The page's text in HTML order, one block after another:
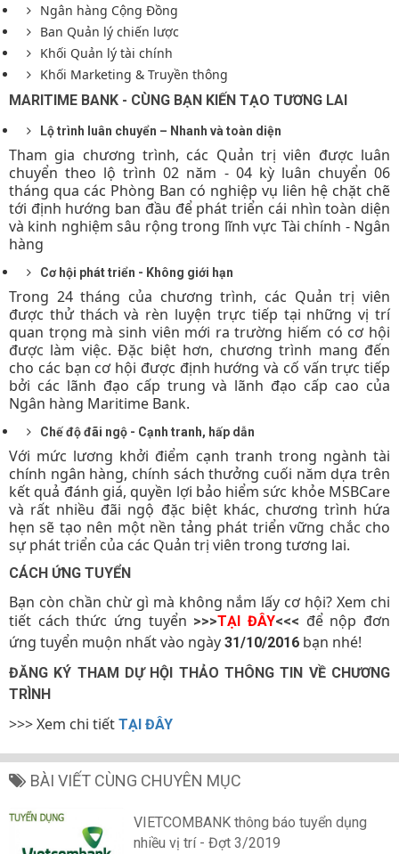
Ngân hàng Cộng Đồng
Ban Quản lý chiến lược
Khối Quản lý tài chính
Khối Marketing & Truyền thông
MARITIME BANK - CÙNG BẠN KIẾN TẠO TƯƠNG LAI
Lộ trình luân chuyển – Nhanh và toàn diện
Tham gia chương trình, các Quản trị viên được luân
chuyển theo lộ trình 02 năm - 04 kỳ luân chuyển 06
tháng qua các Phòng Ban có nghiệp vụ liên hệ chặt chẽ
tới định hướng ban đầu để phát triển cái nhìn toàn diện
và kinh nghiệm sâu rộng trong lĩnh vực Tài chính - Ngân
hàng
Cơ hội phát triển - Không giới hạn
Trong 24 tháng của chương trình, các Quản trị viên
được thử thách và rèn luyện trực tiếp tại những vị trí
quan trọng mà sinh viên mới ra trường hiếm có cơ hội
được làm việc. Đặc biệt hơn, chương trình mang đến
cho các bạn cơ hội được định hướng và cố vấn trực tiếp
bởi các lãnh đạo cấp trung và lãnh đạo cấp cao của
Ngân hàng Maritime Bank.
Chế độ đãi ngộ - Cạnh tranh, hấp dẫn
Với mức lương khởi điểm cạnh tranh trong ngành tài
chính ngân hàng, chính sách thưởng cuối năm dựa trên
kết quả đánh giá, quyền lợi bảo hiểm sức khỏe MSBCare
và rất nhiều đãi ngộ đặc biệt khác, chương trình hứa
hẹn sẽ tạo nên một nền tảng phát triển vững chắc cho
sự phát triển của các Quản trị viên trong tương lai.
CÁCH ỨNG TUYỂN
Bạn còn chần chừ gì mà không nắm lấy cơ hội? Xem chi
tiết cách thức ứng tuyển >>>TẠI ĐÂY<<< để nộp đơn
ứng tuyển muộn nhất vào ngày 31/10/2016 bạn nhé!
ĐĂNG KÝ THAM DỰ HỘI THẢO THÔNG TIN VỀ CHƯƠNG
TRÌNH
>>> Xem chi tiết TẠI ĐÂY
BÀI VIẾT CÙNG CHUYÊN MỤC
VIETCOMBANK thông báo tuyển dụng
nhiều vị trí - Đợt 3/2019